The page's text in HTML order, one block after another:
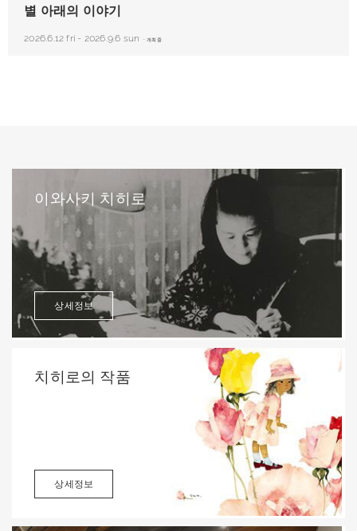
별 아래의 이야기
2026.6.12 fri - 2026.9.6 sun -개최중
이와사키 치히로
상세정보
치히로의 작품
상세정보